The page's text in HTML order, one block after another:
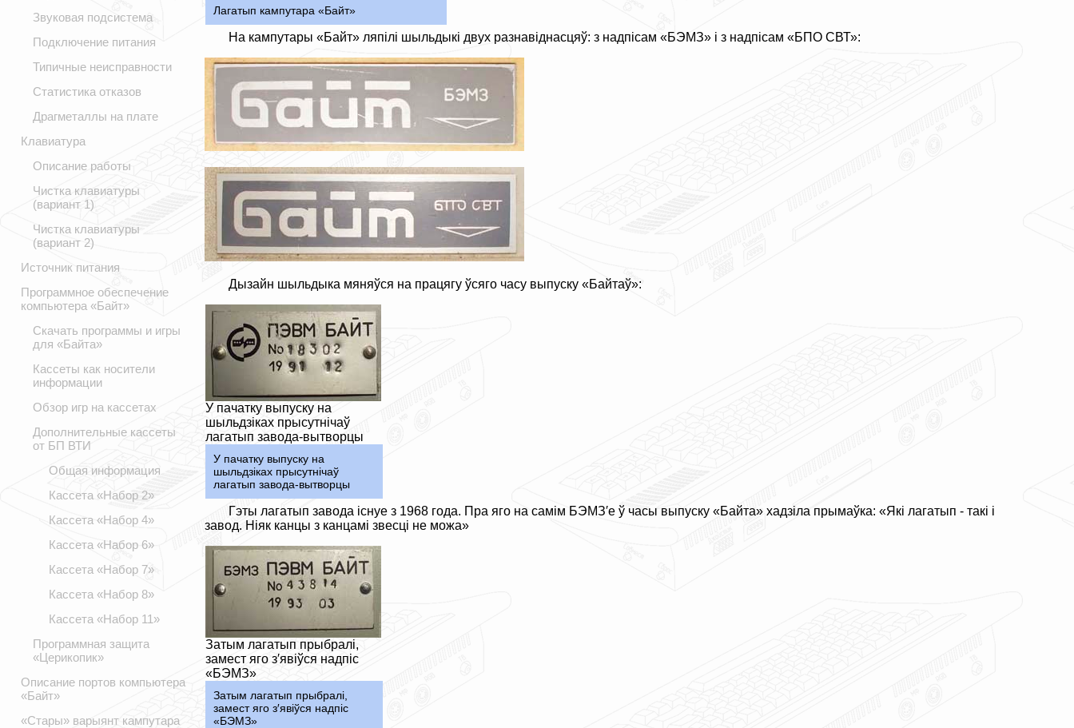
Звуковая подсистема
Подключение питания
Типичные неисправности
Статистика отказов
Драгметаллы на плате
Клавиатура
Описание работы
Чистка клавиатуры
(вариант 1)
Чистка клавиатуры
(вариант 2)
Источник питания
Программное обеспечение
компьютера «Байт»
Скачать программы и игры
для «Байта»
Кассеты как носители
информации
Обзор игр на кассетах
Дополнительные кассеты
от БП ВТИ
Общая информация
Кассета «Набор 2»
Кассета «Набор 4»
Кассета «Набор 6»
Кассета «Набор 7»
Кассета «Набор 8»
Кассета «Набор 11»
Программная защита
«Церикопик»
Описание портов компьютера
«Байт»
«Стары» варыянт кампутара
Лагатып кампутара «Байт»
На кампутары «Байт» ляпілі шыльдыкі двух разнавіднасцяў: з надпісам «БЭМЗ» і з надпісам «БПО СВТ»:
Дызайн шыльдыка мяняўся на працягу ўсяго часу выпуску «Байтаў»:
У пачатку выпуску на
шыльдзіках прысутнічаў
лагатып завода-вытворцы
У пачатку выпуску на
шыльдзіках прысутнічаў
лагатып завода-вытворцы
Гэты лагатып завода існуе з 1968 года. Пра яго на самім БЭМЗ′е ў часы выпуску «Байта» хадзіла прымаўка: «Які лагатып - такі і
завод. Ніяк канцы з канцамі звесці не можа»
Затым лагатып прыбралі,
замест яго з′явіўся надпіс
«БЭМЗ»
Затым лагатып прыбралі,
замест яго з′явіўся надпіс
«БЭМЗ»